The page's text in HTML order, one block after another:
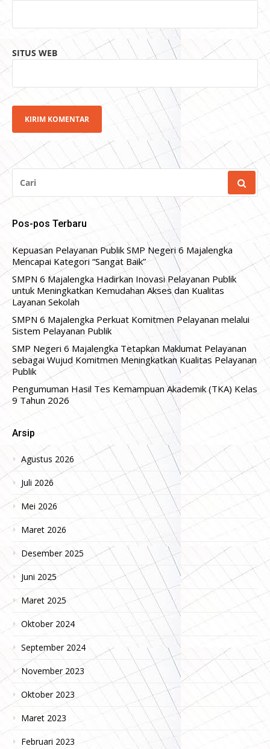
SITUS WEB
UNTUK:
Pos-pos Terbaru
Kepuasan Pelayanan Publik SMP Negeri 6 Majalengka
Mencapai Kategori “Sangat Baik”
SMPN 6 Majalengka Hadirkan Inovasi Pelayanan Publik
untuk Meningkatkan Kemudahan Akses dan Kualitas
Layanan Sekolah
SMPN 6 Majalengka Perkuat Komitmen Pelayanan melalui
Sistem Pelayanan Publik
SMP Negeri 6 Majalengka Tetapkan Maklumat Pelayanan
sebagai Wujud Komitmen Meningkatkan Kualitas Pelayanan
Publik
Pengumuman Hasil Tes Kemampuan Akademik (TKA) Kelas
9 Tahun 2026
Arsip
Agustus 2026
Juli 2026
Mei 2026
Maret 2026
Desember 2025
Juni 2025
Maret 2025
Oktober 2024
September 2024
November 2023
Oktober 2023
Maret 2023
Februari 2023